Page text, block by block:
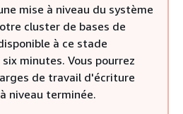
mise à niveau du système
cluster de bases de
à ce stade
minutes. Vous pourrez
de travail d'écriture
niveau terminée.